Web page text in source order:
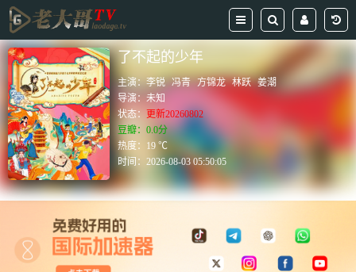
了不起的少年
主演：李锐 冯青 方锦龙 林跃 姜潮
导演：未知
状态： 更新20260802
豆瓣：0.0分
热度：19 ℃
时间：2026-08-03 05:50:05